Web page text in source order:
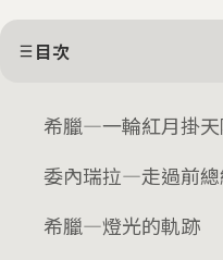
目次
希臘—一輪紅月掛
委內瑞拉—走過前總
希臘—燈光的軌跡